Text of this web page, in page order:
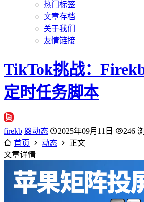
热门标签
文章存档
关于我们
友情链接
TikTok挑战：
定时任务脚本
firekb 动态 2025年09月11日
246
首页
动态
正文
文章详情